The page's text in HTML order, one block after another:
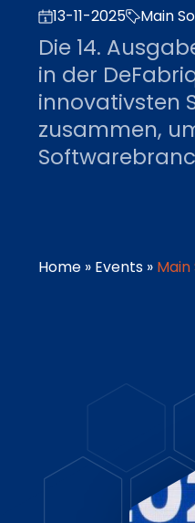
13-11-2025 Main
Die 14.
in der
innovativsten
zusammen,
Home » Events »